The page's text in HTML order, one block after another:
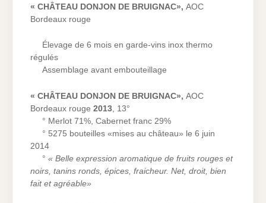
« CHÂTEAU DONJON DE BRUIGNAC», AOC
Bordeaux rouge
Élevage de 6 mois en garde-vins inox thermo
régulés
Assemblage avant embouteillage
« CHÂTEAU DONJON DE BRUIGNAC», AOC
Bordeaux rouge 2013 , 13°
° Merlot 71%, Cabernet franc 29%
° 5275 bouteilles «mises au château» le 6 juin
2014
° « Belle expression aromatique de fruits rouges et
noirs, tanins ronds, épices, fraicheur. Net, droit, bien
fait et agréable»